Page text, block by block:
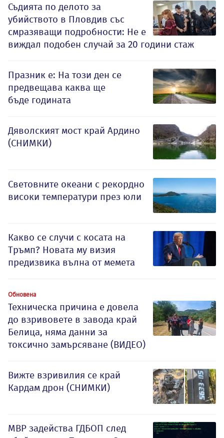
Съдията по делото за
убийството в Пловдив със
смразяващи подробности: Не е
виждал подобен случай за 20 години стаж
Празник е: На този ден се
предвещава каква ще
бъде годината
Дяволският мост край Ардино
(СНИМКИ)
Световните океани с рекордно
високи температури през юли
Какво се случи с косата на
Тръмп? Новата му визия
предизвика вълна от мемета
Обновена
Техническа причина е довела
до взривовете в завода край
Белица, няма данни за
токсично замърсяване (ВИДЕО)
Вижте взривилия се край
Кардам дрон (СНИМКИ)
МВР задейства ГДБОП след